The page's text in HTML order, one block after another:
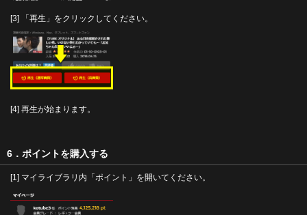
[3] 「再生」をクリックしてください。
[4] 再生が始まります。
6．ポイントを購入する
[1] マイライブラリ内「ポイント」を開いてください。